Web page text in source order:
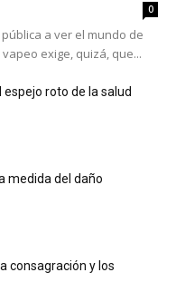
0
a ver el mundo de
exige, quizá, que...
espejo roto de la salud
medida del daño
consagración y los